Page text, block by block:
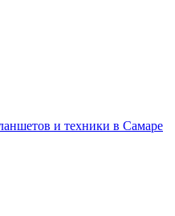
и техники в Самаре